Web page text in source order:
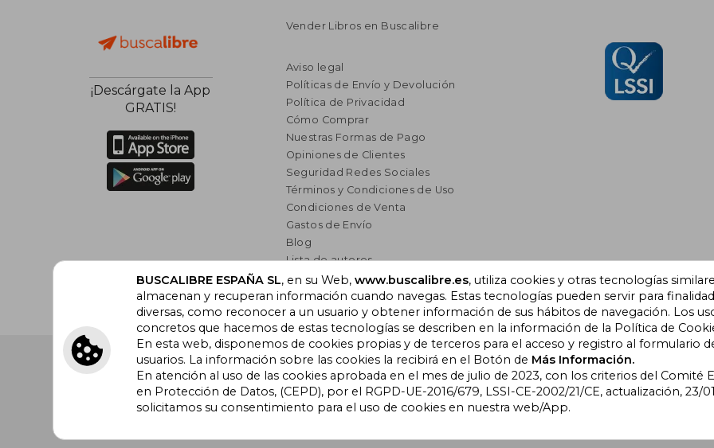
¡Descárgate la App
GRATIS!
Vender Libros en Buscalibre
Aviso legal
Políticas de Envío y Devolución
Política de Privacidad
Cómo Comprar
Nuestras Formas de Pago
Opiniones de Clientes
Seguridad Redes Sociales
Términos y Condiciones de Uso
Condiciones de Venta
Gastos de Envío
Blog
Lista de autores
Incentivo a la Lectura
Libros Recomendados
Buscalibre España . Calle Energía, 65, Nave 3 (08940), Cornellà de Llobregat,
Barcelona. Derechos Reservados.
Buscalibre Colombia Buscalibre Ecuador Buscalibre España
BUSCALIBRE ESPAÑA SL, en su Web, www.buscalibre.es, utiliza cookies y otras tecnologías
almacenan y recuperan información cuando navegas. Estas tecnologías pueden servir para
diversas, como reconocer a un usuario y obtener información de sus hábitos de navegación. Los
concretos que hacemos de estas tecnologías se describen en la información de la Política de
En esta web, disponemos de cookies propias y de terceros para el acceso y registro al formulario
usuarios. La información sobre las cookies la recibirá en el Botón de Más Información.
En atención al uso de las cookies aprobada en el mes de julio de 2023, con los criterios del Comité
en Protección de Datos, (CEPD), por el RGPD-UE-2016/679, LSSI-CE-2002/21/CE, actualización, 23/
solicitamos su consentimiento para el uso de cookies en nuestra web/App.